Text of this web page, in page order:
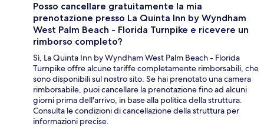
Posso cancellare gratuitamente la mia
prenotazione presso La Quinta Inn by Wyndham
West Palm Beach - Florida Turnpike e ricevere un
rimborso completo?
Sì, La Quinta Inn by Wyndham West Palm Beach - Florida
Turnpike offre alcune tariffe completamente rimborsabili, che
sono disponibili sul nostro sito. Se hai prenotato una camera
rimborsabile, puoi cancellare la prenotazione fino ad alcuni
giorni prima dell'arrivo, in base alla politica della struttura.
Consulta le condizioni di cancellazione della struttura per
informazioni precise.